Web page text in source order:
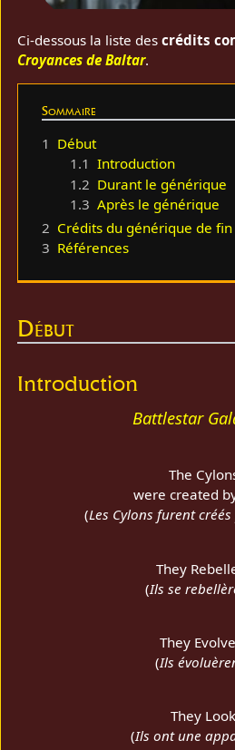
Ci-dessous la liste descrédits
Croyances de Baltar.
Sommaire
1 Début
1.1 Introduction
1.2 Durant le générique
1.3 Après le générique
2 Crédits du générique de fin
3 Références
Début
Introduction
Battlestar
The
were created
(Les Cylons furent
They
(Ils se
They
(Ils
They Look
(Ils ont une